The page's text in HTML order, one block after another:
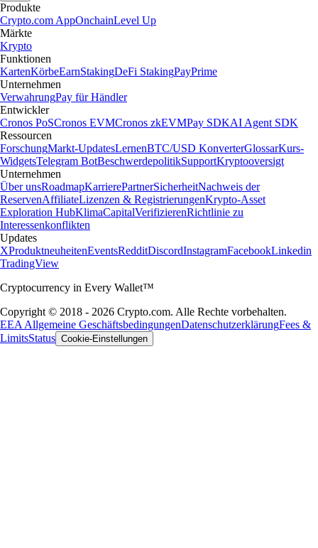
Produkte
Crypto.com AppOnchainLevel Up
Märkte
Krypto
Funktionen
KartenKörbeEarnStakingDeFi StakingPayPrime
Unternehmen
VerwahrungPay für Händler
Entwickler
Cronos PoSCronos EVMCronos zkEVMPay SDKAI Agent SDK
Ressourcen
ForschungMarkt-UpdatesLernenBTC/USD KonverterGlossarKurs-
WidgetsTelegram BotBeschwerdepolitikSupportKryptooversigt
Unternehmen
Über unsRoadmapKarrierePartnerSicherheitNachweis der
ReservenAffiliateLizenzen & RegistrierungenKrypto-Asset
Exploration HubKlimaCapitalVerifizierenRichtlinie zu
Interessenkonflikten
Updates
XProduktneuheitenEventsRedditDiscordInstagramFacebookLinkedin
TradingView
Cryptocurrency in Every Wallet™
Copyright © 2018 - 2026 Crypto.com. Alle Rechte vorbehalten.
EEA Allgemeine GeschäftsbedingungenDatenschutzerklärungFees &
LimitsStatus Cookie-Einstellungen